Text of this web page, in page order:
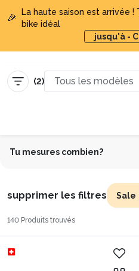
🎉
La haute saison est arrivée
bike idéal
jusqu'à -
(2) Tous les modèles
Tu mesures combien?
supprimer les filtres Sale
140 Produits trouvés
MyBikePlan | Tous les